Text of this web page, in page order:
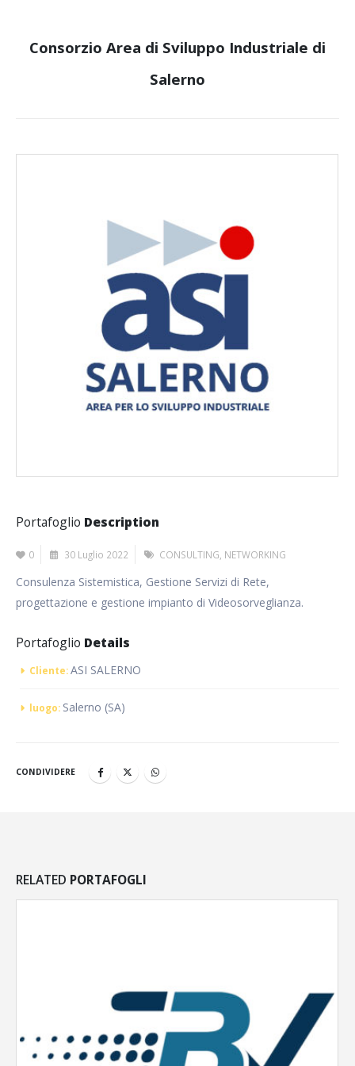
Consorzio Area di Sviluppo Industriale di
Salerno
Portafoglio Description
0 30 Luglio 2022 CONSULTING NETWORKING
Consulenza Sistemistica, Gestione Servizi di Rete,
progettazione e gestione impianto di Videosorveglianza.
Portafoglio Details
Cliente:ASI SALERNO
luogo: Salerno (SA)
CONDIVIDERE
RELATED PORTAFOGLI